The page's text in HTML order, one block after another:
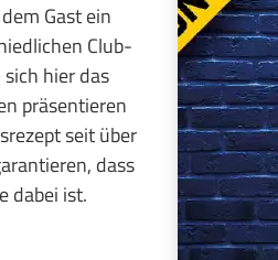
Gast ein
Club-
hier das
präsentieren
seit über
dass
dabei ist.